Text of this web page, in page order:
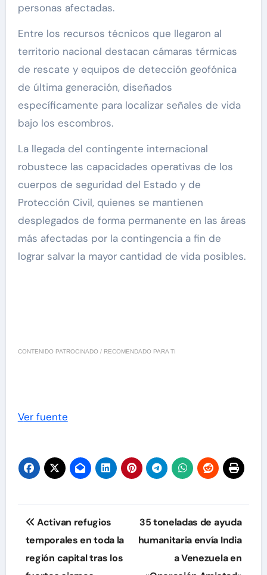
personas afectadas.
Entre los recursos técnicos que llegaron al
territorio nacional destacan cámaras térmicas
de rescate y equipos de detección geofónica
de última generación, diseñados
específicamente para localizar señales de vida
bajo los escombros.
La llegada del contingente internacional
robustece las capacidades operativas de los
cuerpos de seguridad del Estado y de
Protección Civil, quienes se mantienen
desplegados de forma permanente en las áreas
más afectadas por la contingencia a fin de
lograr salvar la mayor cantidad de vida posibles.
CONTENIDO PATROCINADO / RECOMENDADO PARA TI
Ver fuente
Navegación
de
entradas
Activan refugios
temporales en toda la
región capital tras los
35 toneladas de ayuda
humanitaria envía India
a Venezuela en